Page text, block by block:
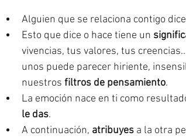
Alguien que se relaciona contigo
Esto que dice o hace tiene un
vivencias, tus valores, tus
unos puede parecer hiriente,
nuestros filtros de pensamiento.
La emoción nace en ti como
le das.
A continuación, atribuyes a la otra